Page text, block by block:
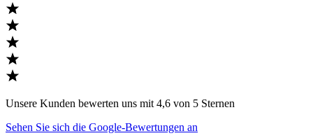
Unsere Kunden bewerten uns mit 4,6 von 5 Sternen
Sehen Sie sich die Google-Bewertungen an